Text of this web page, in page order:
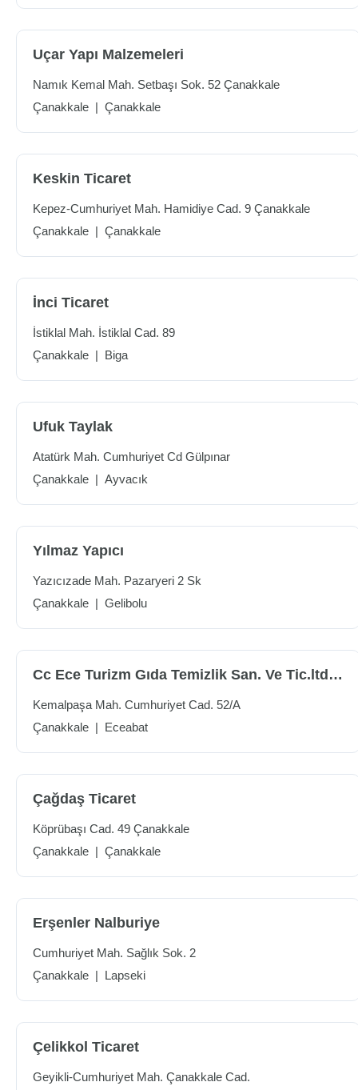
Uçar Yapı Malzemeleri
Namık Kemal Mah. Setbaşı Sok. 52 Çanakkale
Çanakkale | Çanakkale
Keskin Ticaret
Kepez-Cumhuriyet Mah. Hamidiye Cad. 9 Çanakkale
Çanakkale | Çanakkale
İnci Ticaret
İstiklal Mah. İstiklal Cad. 89
Çanakkale | Biga
Ufuk Taylak
Atatürk Mah. Cumhuriyet Cd Gülpınar
Çanakkale | Ayvacık
Yılmaz Yapıcı
Yazıcızade Mah. Pazaryeri 2 Sk
Çanakkale | Gelibolu
Cc Ece Turizm Gıda Temizlik San. Ve Tic.ltd.şti.
Kemalpaşa Mah. Cumhuriyet Cad. 52/A
Çanakkale | Eceabat
Çağdaş Ticaret
Köprübaşı Cad. 49 Çanakkale
Çanakkale | Çanakkale
Erşenler Nalburiye
Cumhuriyet Mah. Sağlık Sok. 2
Çanakkale | Lapseki
Çelikkol Ticaret
Geyikli-Cumhuriyet Mah. Çanakkale Cad.